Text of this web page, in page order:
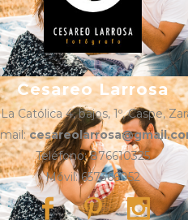
Cesareo Larrosa
Católica 4, bajos, 1º, Caspe,
Teléfono: 876610325
Móvil: 657366052